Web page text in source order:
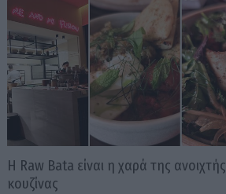
Η Raw Bata είναι η χαρά της ανοιχτής
κουζίνας